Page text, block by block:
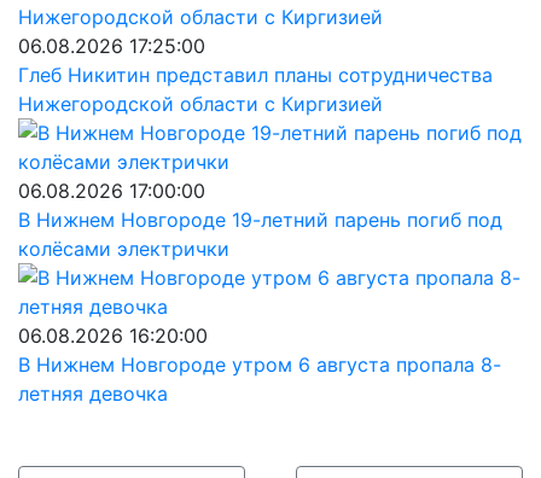
06.08.2026 17:25:00
Глеб Никитин представил планы сотрудничества
Нижегородской области с Киргизией
06.08.2026 17:00:00
В Нижнем Новгороде 19-летний парень погиб под
колёсами электрички
06.08.2026 16:20:00
В Нижнем Новгороде утром 6 августа пропала 8-
летняя девочка